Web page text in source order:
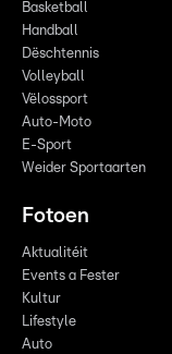
Basketball
Handball
Dëschtennis
Volleyball
Vëlossport
Auto-Moto
E-Sport
Weider Sportaarten
Fotoen
Aktualitéit
Events a Fester
Kultur
Lifestyle
Auto